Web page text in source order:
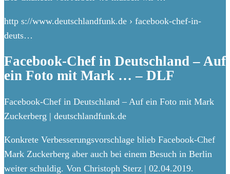
http s://www.deutschlandfunk.de › facebook-chef-in-
deuts…
Facebook-Chef in Deutschland – Auf
ein Foto mit Mark … – DLF
Facebook-Chef in Deutschland – Auf ein Foto mit Mark
Zuckerberg | deutschlandfunk.de
Konkrete Verbesserungsvorschlage blieb Facebook-Chef
Mark Zuckerberg aber auch bei einem Besuch in Berlin
weiter schuldig. Von Christoph Sterz | 02.04.2019.